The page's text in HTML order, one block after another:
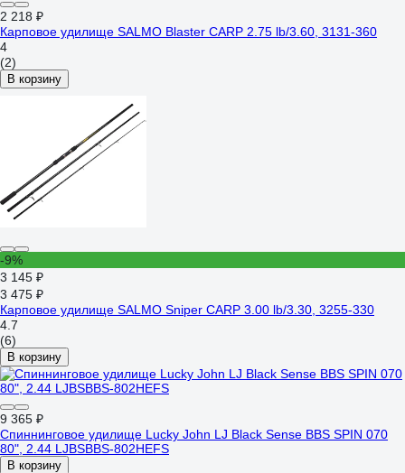
2 218 ₽
Карповое удилище SALMO Blaster CARP 2.75 lb/3.60, 3131-360
4
(2)
В корзину
-9%
3 145 ₽
3 475 ₽
Карповое удилище SALMO Sniper CARP 3.00 lb/3.30, 3255-330
4.7
(6)
В корзину
9 365 ₽
Спиннинговое удилище Lucky John LJ Black Sense BBS SPIN 070
80", 2.44 LJBSBBS-802HEFS
В корзину